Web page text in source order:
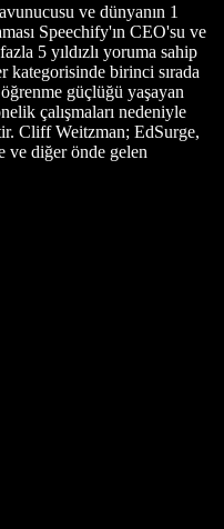
ve dünyanın 1
Speechify'ın CEO'su ve
5 yıldızlı yoruma sahip
birinci sırada
güçlüğü yaşayan
çalışmaları nedeniyle
Cliff Weitzman; EdSurge,
ve diğer önde gelen